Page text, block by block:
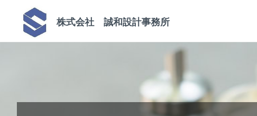
株式会社 誠和設計事務所